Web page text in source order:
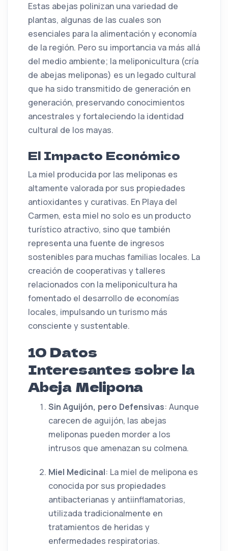
Estas abejas polinizan una variedad de
plantas, algunas de las cuales son
esenciales para la alimentación y economía
de la región. Pero su importancia va más allá
del medio ambiente; la meliponicultura (cría
de abejas meliponas) es un legado cultural
que ha sido transmitido de generación en
generación, preservando conocimientos
ancestrales y fortaleciendo la identidad
cultural de los mayas.
El Impacto Económico
La miel producida por las meliponas es
altamente valorada por sus propiedades
antioxidantes y curativas. En Playa del
Carmen, esta miel no solo es un producto
turístico atractivo, sino que también
representa una fuente de ingresos
sostenibles para muchas familias locales. La
creación de cooperativas y talleres
relacionados con la meliponicultura ha
fomentado el desarrollo de economías
locales, impulsando un turismo más
consciente y sustentable.
10 Datos
Interesantes sobre la
Abeja Melipona
Sin Aguijón, pero Defensivas: Aunque
carecen de aguijón, las abejas
meliponas pueden morder a los
intrusos que amenazan su colmena.
Miel Medicinal: La miel de melipona es
conocida por sus propiedades
antibacterianas y antiinflamatorias,
utilizada tradicionalmente en
tratamientos de heridas y
enfermedades respiratorias.